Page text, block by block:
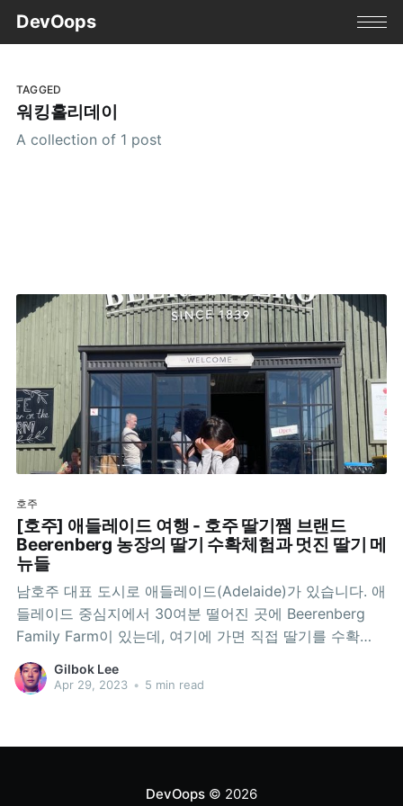
DevOops
TAGGED
워킹홀리데이
A collection of 1 post
호주
[호주] 애들레이드 여행 - 호주 딸기쨈 브랜드
Beerenberg 농장의 딸기 수확체험과 멋진 딸기 메
뉴들
남호주 대표 도시로 애들레이드(Adelaide)가 있습니다. 애
들레이드 중심지에서 30여분 떨어진 곳에 Beerenberg
Family Farm이 있는데, 여기에 가면 직접 딸기를 수확
(Strawberry Picking)하는 체험도 할 수 있고, 딸기로 만
든 다양한 음식도 즐길 수 있습니다. 구글맵:
월부터
Gilbok Lee
Apr 29, 2023 • 5 min read
DevOops© 2026